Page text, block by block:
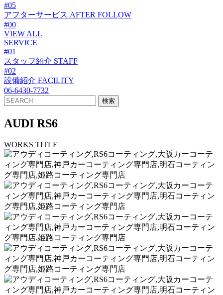
#05
アフターサービス AFTER FOLLOW
#00
VIEW ALL
SERVICE
#01
スタッフ紹介 STAFF
#02
設備紹介 FACILITY
06-6430-7732
AUDI RS6
WORKS TITLE